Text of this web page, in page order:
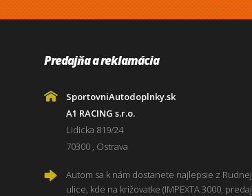
Predajňa a reklamácia
SportovniAutodoplnky.sk
A1 RACING s.r.o.
Lidicka 819/24
70300 , Ostrava
Autom sa k nám dostanete najlepsie z Rudnej
ulice, kde na križovatke (IMPEXTA 3000, predaj